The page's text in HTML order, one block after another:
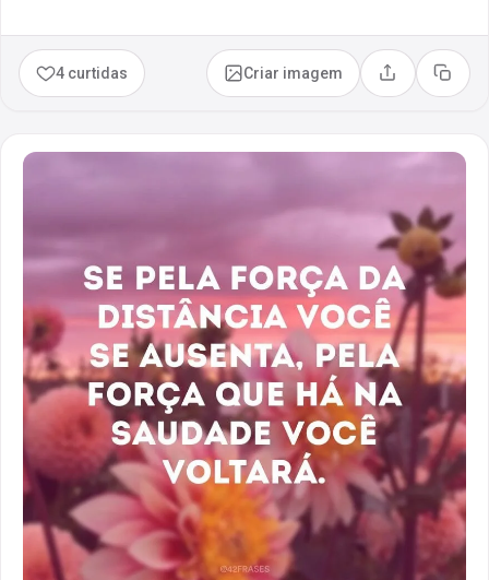
4 curtidas Criar imagem Compartilhar
Copiar